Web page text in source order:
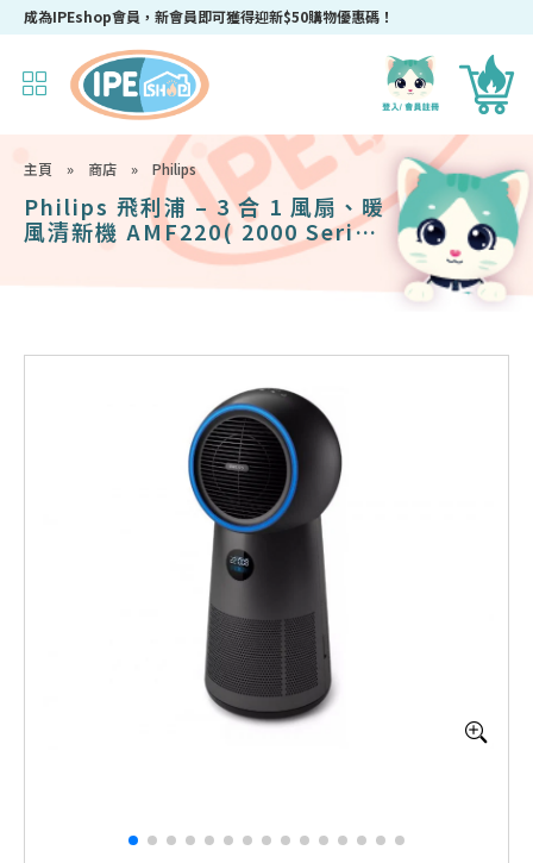
成為IPEshop會員，新會員即可獲得迎新$50購物優惠碼！
主頁 » 商店 » Philips
Philips 飛利浦 – 3 合 1 風扇、暖
風清新機 AMF220( 2000 Series
)(限時送: OTO S-GUN 無線按摩